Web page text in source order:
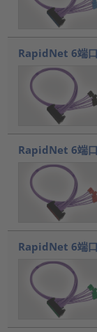
RapidNet 6端
RapidNet 6端
RapidNet 6端